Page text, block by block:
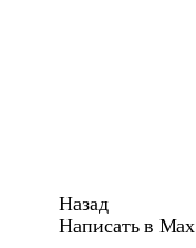
Назад
Написать в Max